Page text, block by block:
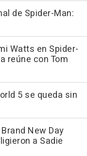
de Spider-Man:
Watts en Spider-
reúne con Tom
5 se queda sin
New Day
a Sadie